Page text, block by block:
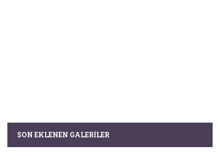
SON EKLENEN GALERILER